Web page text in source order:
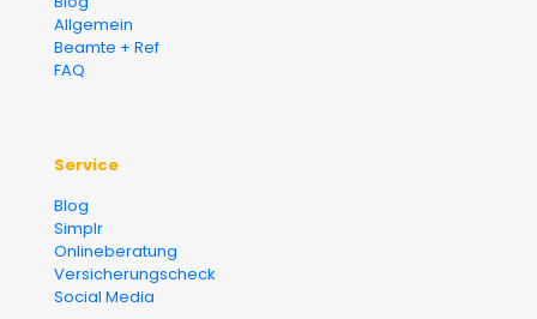
Allgemein
Beamte + Ref
FAQ
Service
Blog
Simplr
Onlineberatung
Versicherungscheck
Social Media